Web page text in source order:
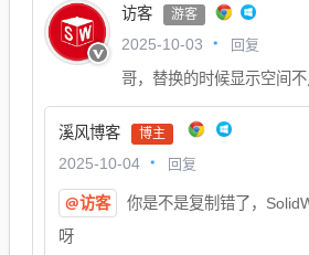
访客 游客
2025-10-03 回复
哥，替换的时候显示空间
溪风博客 博主
2025-10-04 回复
@访客
你是不是复制错了，
呀